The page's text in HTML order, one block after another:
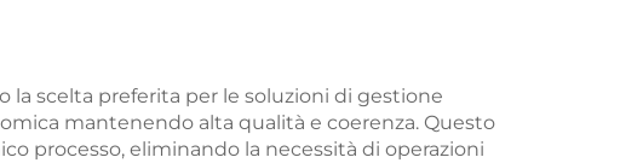
scelta preferita per le soluzioni di gestione
mantenendo alta qualità e coerenza. Questo
processo, eliminando la necessità di operazioni